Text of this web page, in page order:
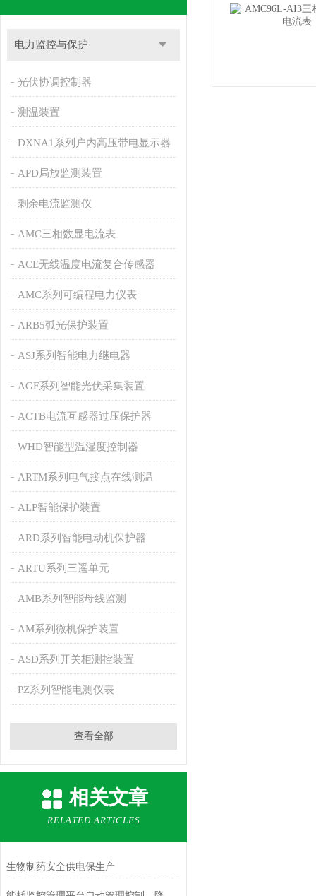
电力监控与保护
光伏协调控制器
测温装置
DXNA1系列户内高压带电显示器
APD局放监测装置
剩余电流监测仪
AMC三相数显电流表
ACE无线温度电流复合传感器
AMC系列可编程电力仪表
ARB5弧光保护装置
ASJ系列智能电力继电器
AGF系列智能光伏采集装置
ACTB电流互感器过压保护器
WHD智能型温湿度控制器
ARTM系列电气接点在线测温
ALP智能保护装置
ARD系列智能电动机保护器
ARTU系列三遥单元
AMB系列智能母线监测
AM系列微机保护装置
ASD系列开关柜测控装置
PZ系列智能电测仪表
查看全部
相关文章
RELATED ARTICLES
生物制药安全供电保生产